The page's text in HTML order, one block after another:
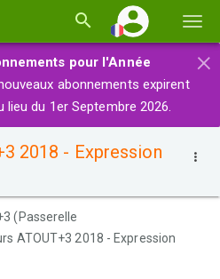
la×
pour l'Année
abonnements expirent
lieu du 1er Septembre 2026.
2018 - Expression
(Passerelle
ATOUT+3 2018 - Expression